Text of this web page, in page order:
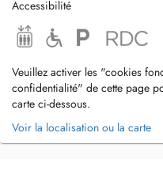
Accessibilité
Veuillez activer les "cookies
confidentialité" de cette page
carte ci-dessous.
Voir la localisation ou la carte